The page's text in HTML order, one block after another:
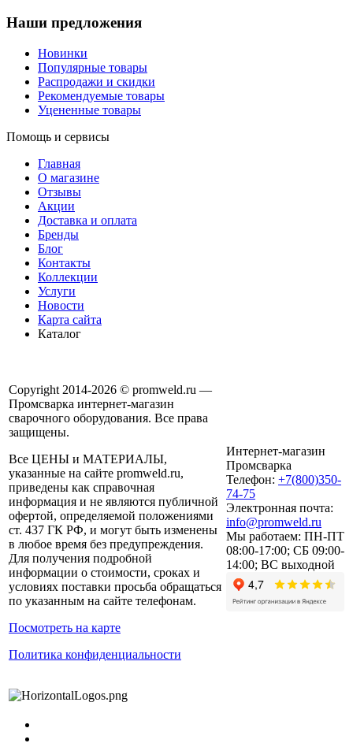
Наши предложения
Новинки
Популярные товары
Распродажи и скидки
Рекомендуемые товары
Уцененные товары
Помощь и сервисы
Главная
О магазине
Отзывы
Акции
Доставка и оплата
Бренды
Блог
Контакты
Коллекции
Услуги
Новости
Карта сайта
Каталог
Copyright 2014-2026 © promweld.ru —
Промсварка интернет-магазин
сварочного оборудования. Все права
защищены.
Все ЦЕНЫ и МАТЕРИАЛЫ,
указанные на сайте promweld.ru,
приведены как справочная
информация и не являются публичной
офертой, определяемой положениями
ст. 437 ГК РФ, и могут быть изменены
в любое время без предупреждения.
Для получения подробной
информации о стоимости, сроках и
условиях поставки просьба обращаться
по указанным на сайте телефонам.
Посмотреть на карте
Политика конфиденциальности
Интернет-магазин
Промсварка
Телефон: +7(800)350-
74-75
Электронная почта:
info@promweld.ru
Мы работаем: ПН-ПТ
08:00-17:00; СБ 09:00-
14:00; ВС выходной